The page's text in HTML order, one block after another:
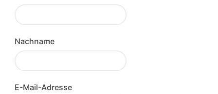
Nachname
E-Mail-Adresse